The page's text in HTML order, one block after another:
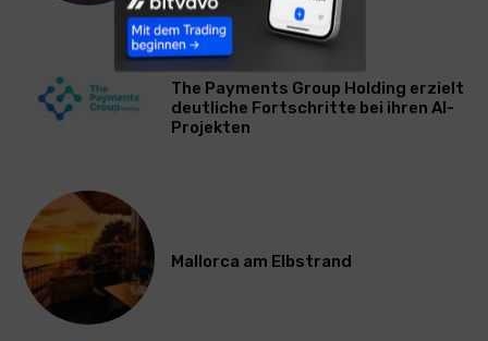
WIRTSCHAFT
The Payments Group Holding erzielt
deutliche Fortschritte bei ihren AI-
Projekten
Mallorca am Elbstrand